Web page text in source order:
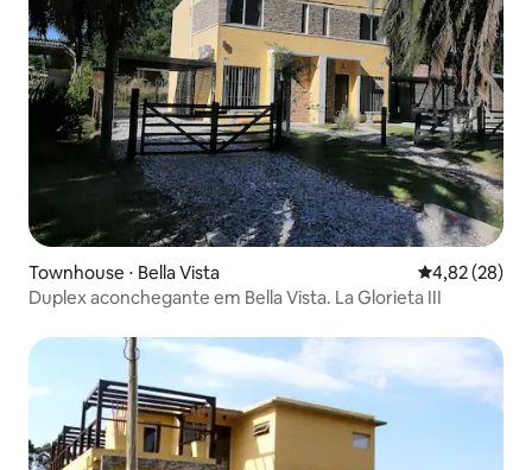
Townhouse ⋅ Bella Vista 4,82 de uma
4,82 (28)
Duplex aconchegante em Bella Vista. La Glorieta III